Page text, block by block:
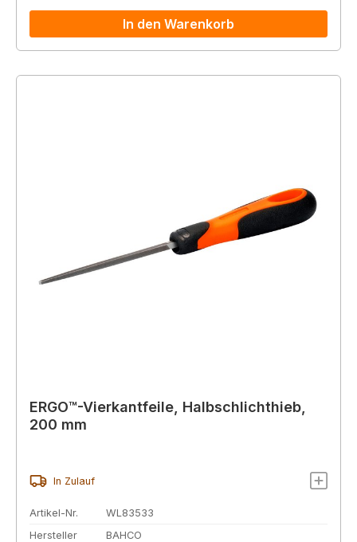
In den Warenkorb
ERGO™-Vierkantfeile, Halbschlichthieb,
200 mm
In Zulauf
Artikel-Nr.
WL83533
Hersteller
BAHCO